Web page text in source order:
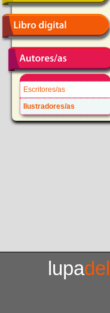
Escritores/as
Ilustradores/as
lupadel